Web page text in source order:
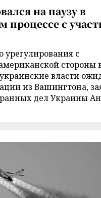
на паузу в
процессе с
урегулирования с
стороны
власти
из Вашингтона,
дел Украины